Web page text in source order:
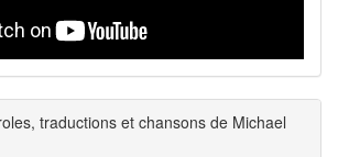
traductions et chansons de Michael